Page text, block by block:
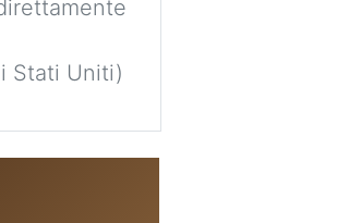
Stati Uniti)